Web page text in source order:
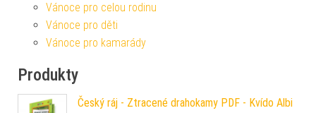
Vánoce pro celou rodinu
Vánoce pro děti
Vánoce pro kamarády
Produkty
Český ráj - Ztracené drahokamy PDF - Kvído Albi